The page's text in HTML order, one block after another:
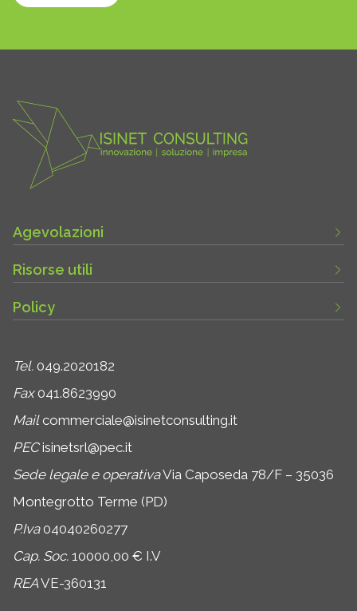
Agevolazioni
Risorse utili
Policy
Tel. 049.2020182
Fax041.8623990
Mailcommerciale@isinetconsulting.it
PECisinetsrl@pec.it
Sede legale e operativaVia Caposeda 78/F – 35036
Montegrotto Terme (PD)
P.Iva04040260277
Cap. Soc. 10000,00 € I.V
REAVE-360131